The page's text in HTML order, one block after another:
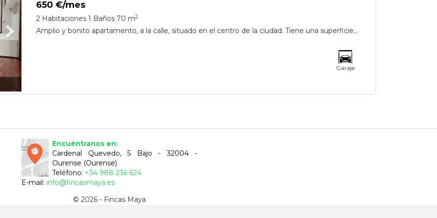
650 €/mes
2 Habitaciones 1 Baños 70 m2
Amplio y bonito apartamento, a la calle, situado en el centro de la ciudad. Tiene una superficie...
Garaje
Encuéntranos en:
Cardenal Quevedo, 5 Bajo - 32004 -
Ourense (Ourense)
Teléfono: +34 988 236 624
E-mail: info@fincasmaya.es
© 2026 - Fincas Maya